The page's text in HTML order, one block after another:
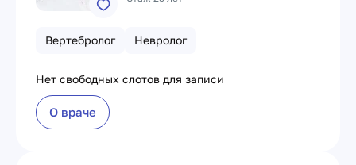
Вертебролог Невролог
Нет свободных слотов для записи
О враче